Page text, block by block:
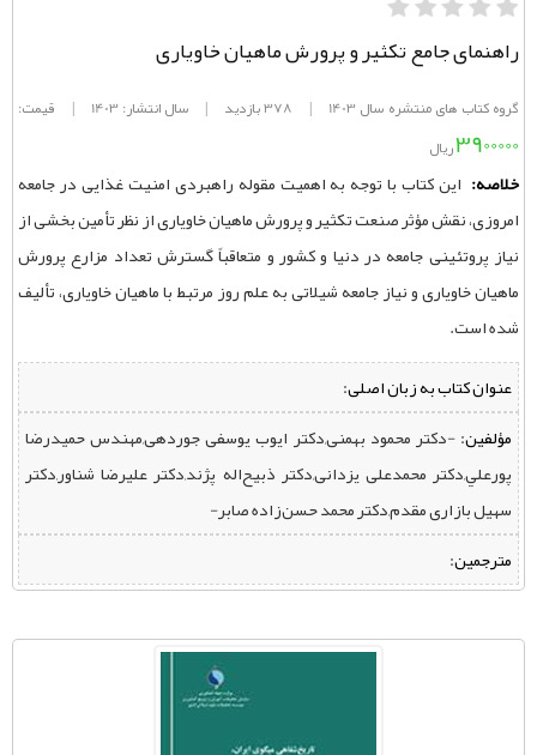
راهنمای جامع تکثیر و پرورش ماهیان خاویاری
گروه کتاب های منتشره سال 1403 | 378 بازدید | سال انتشار: 1403 | قیمت:
3900000ریال
خلاصه: این کتاب با توجه به اهمیت مقوله راهبردی امنیت غذایی در جامعه
امروزی، نقش مؤثر صنعت تکثیر و پرورش ماهیان خاویاری از نظر تأمین بخشی از
نیاز پروتئینی جامعه در دنیا و کشور و متعاقباً گسترش تعداد مزارع پرورش
ماهیان خاویاری و نیاز جامعه شیلاتی به علم روز مرتبط با ماهیان خاویاری، تألیف
شده است.
عنوان کتاب به زبان اصلی:
مؤلفین:‌ -دکتر محمود بهمنی,دکتر ایوب یوسفی جوردهی,مهندس حميدرضا
پورعلي,دکتر محمدعلی یزدانی,دکتر ذبیح‌‌اله پژند,دکتر علیرضا شناور,دکتر
سهیل بازاری مقدم,دکتر محمد حسن‌‌زاده صابر-
مترجمین: